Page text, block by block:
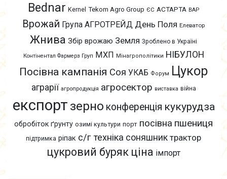
Bednar Kernel Tekom Agro Group ЄС АСТАРТА ВАР
Врожай Група АГРОТРЕЙД День Поля Елеватор
Жнива Збір врожаю Земля Зроблено в Україні
Контінентал Фармерз Груп МХП Мінагрополітики НІБУЛОН
Посівна кампанія Соя УКАБ Форум Цукор
аграрії агропродукція агросектор виставка війна
експорт зерно конференція кукурудза
обробіток ґрунту озимі культури порт посівна пшениця
підтримка ріпак с/г техніка соняшник трактор
цукровий буряк ціна імпорт